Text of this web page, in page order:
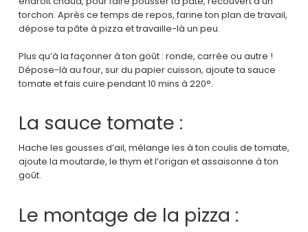
torchon. Après ce temps de repos, farine ton plan de travail,
dépose ta pâte à pizza et travaille-là un peu.
Plus qu’à la façonner à ton goût : ronde, carrée ou autre !
Dépose-là au four, sur du papier cuisson, ajoute ta sauce
tomate et fais cuire pendant 10 mins à 220°.
La sauce tomate :
Hache les gousses d’ail, mélange les à ton coulis de tomate,
ajoute la moutarde, le thym et l’origan et assaisonne à ton
goût.
Le montage de la pizza :